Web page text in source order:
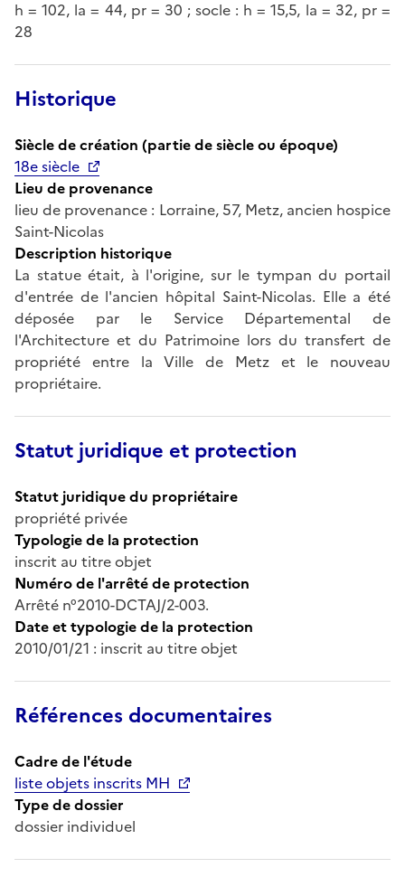
h = 102, la = 44, pr = 30 ; socle : h = 15,5, la = 32, pr =
28
Historique
Siècle de création (partie de siècle ou époque)
18e siècle
Lieu de provenance
lieu de provenance : Lorraine, 57, Metz, ancien hospice
Saint-Nicolas
Description historique
La statue était, à l'origine, sur le tympan du portail
d'entrée de l'ancien hôpital Saint-Nicolas. Elle a été
déposée par le Service Départemental de
l'Architecture et du Patrimoine lors du transfert de
propriété entre la Ville de Metz et le nouveau
propriétaire.
Statut juridique et protection
Statut juridique du propriétaire
propriété privée
Typologie de la protection
inscrit au titre objet
Numéro de l'arrêté de protection
Arrêté n°2010-DCTAJ/2-003.
Date et typologie de la protection
2010/01/21 : inscrit au titre objet
Références documentaires
Cadre de l'étude
liste objets inscrits MH
Type de dossier
dossier individuel